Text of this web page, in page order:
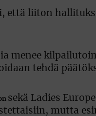
että liiton
menee
tehdä
sekä Ladies
mutta